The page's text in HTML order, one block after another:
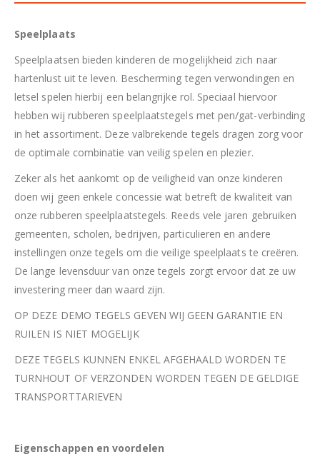
Speelplaats
Speelplaatsen bieden kinderen de mogelijkheid zich naar
hartenlust uit te leven. Bescherming tegen verwondingen en
letsel spelen hierbij een belangrijke rol. Speciaal hiervoor
hebben wij rubberen speelplaatstegels met pen/gat-verbinding
in het assortiment. Deze valbrekende tegels dragen zorg voor
de optimale combinatie van veilig spelen en plezier.
Zeker als het aankomt op de veiligheid van onze kinderen
doen wij geen enkele concessie wat betreft de kwaliteit van
onze rubberen speelplaatstegels. Reeds vele jaren gebruiken
gemeenten, scholen, bedrijven, particulieren en andere
instellingen onze tegels om die veilige speelplaats te creëren.
De lange levensduur van onze tegels zorgt ervoor dat ze uw
investering meer dan waard zijn.
OP DEZE DEMO TEGELS GEVEN WIJ GEEN GARANTIE EN
RUILEN IS NIET MOGELIJK
DEZE TEGELS KUNNEN ENKEL AFGEHAALD WORDEN TE
TURNHOUT OF VERZONDEN WORDEN TEGEN DE GELDIGE
TRANSPORTTARIEVEN
Eigenschappen en voordelen